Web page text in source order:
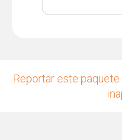
Reportar este